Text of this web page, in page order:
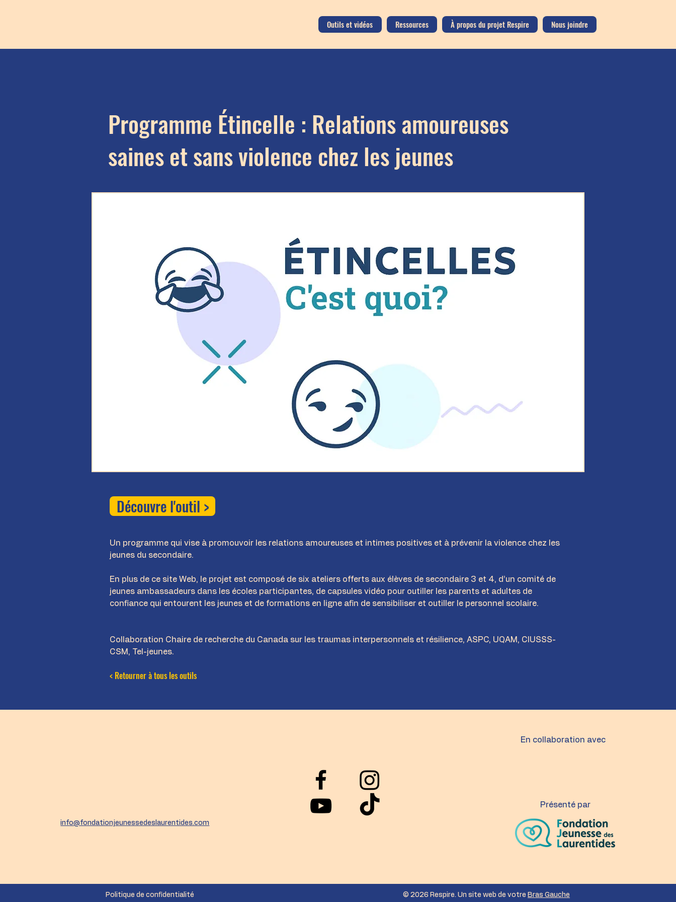
Outils et vidéos Ressources À propos du projet Respire Nous joindre
Programme Étincelle : Relations amoureuses
saines et sans violence chez les jeunes
Découvre l'outil >
Un programme qui vise à promouvoir les relations amoureuses et intimes positives et à prévenir la violence chez les
jeunes du secondaire.
En plus de ce site Web, le projet est composé de six ateliers offerts aux élèves de secondaire 3 et 4, d’un comité de
jeunes ambassadeurs dans les écoles participantes, de capsules vidéo pour outiller les parents et adultes de
confiance qui entourent les jeunes et de formations en ligne afin de sensibiliser et outiller le personnel scolaire.
Collaboration Chaire de recherche du Canada sur les traumas interpersonnels et résilience, ASPC, UQAM, CIUSSS-
CSM, Tel-jeunes.
< Retourner à tous les outils
info@fondationjeunessedeslaurentides.com
En collaboration avec
Présenté par
Politique de confidentialité © 2026 Respire. Un site web de votre Bras Gauche